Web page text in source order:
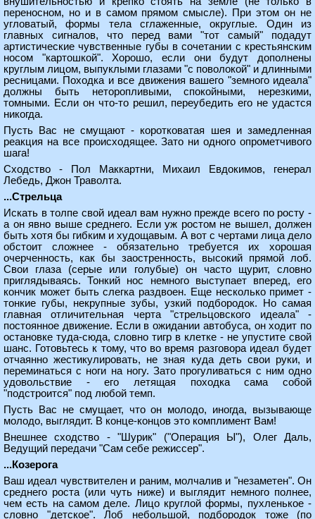
переносном, но и в самом прямом смысле). При этом он не
угловатый, формы тела сглаженные, округлые. Один из
главных сигналов, что перед вами "тот самый" подадут
артистические чувственные губы в сочетании с крестьянским
носом "картошкой". Хорошо, если они будут дополнены
круглым лицом, выпуклыми глазами "с поволокой" и длинными
ресницами. Походка и все движения вашего "земного идеала"
должны быть неторопливыми, спокойными, нерезкими,
томными. Если он что-то решил, переубедить его не удастся
никогда.
Пусть Вас не смущают - коротковатая шея и замедленная
реакция на все происходящее. Зато ни одного опрометчивого
шага!
Сходство - Пол Маккартни, Михаил Евдокимов, генерал
Лебедь, Джон Траволта.
...Стрельца
Искать в толпе свой идеал вам нужно прежде всего по росту -
а он явно выше среднего. Если уж ростом не вышел, должен
быть хотя бы гибким и худощавым. А вот с чертами лица дело
обстоит сложнее - обязательно требуется их хорошая
очерченность, как бы заостренность, высокий прямой лоб.
Свои глаза (серые или голубые) он часто щурит, словно
приглядываясь. Тонкий нос немного выступает вперед, его
кончик может быть слегка раздвоен. Еще несколько примет -
тонкие губы, некрупные зубы, узкий подбородок. Но самая
главная отличительная черта "стрельцовского идеала" -
постоянное движение. Если в ожидании автобуса, он ходит по
остановке туда-сюда, словно тигр в клетке - не упустите свой
шанс. Готовьтесь к тому, что во время разговора идеал будет
отчаянно жестикулировать, не зная куда деть свои руки, и
переминаться с ноги на ногу. Зато прогуливаться с ним одно
удовольствие - его летящая походка сама собой
"подстроится" под любой темп.
Пусть Вас не смущает, что он молодо, иногда, вызывающе
молодо, выглядит. В конце-концов это комплимент Вам!
Внешнее сходство - "Шурик" ("Операция Ы"), Олег Даль,
Ведущий передачи "Сам себе режиссер".
...Козерога
Ваш идеал чувствителен и раним, молчалив и "незаметен". Он
среднего роста (или чуть ниже) и выглядит немного полнее,
чем есть на самом деле. Лицо круглой формы, пухленькое -
словно "детское". Лоб небольшой, подбородок тоже (по